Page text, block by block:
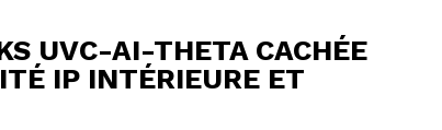
UVC-AI-THETA CACHÉE
IP INTÉRIEURE ET